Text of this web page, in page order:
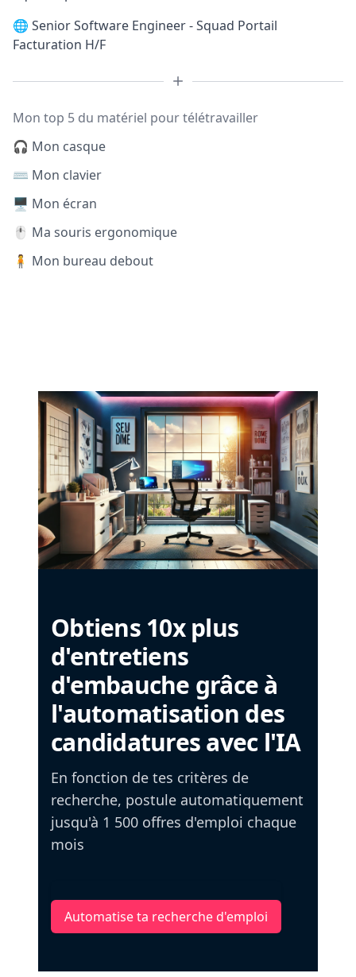
🌐 Senior Software Engineer - Squad Portail
Facturation H/F
Mon top 5 du matériel pour télétravailler
🎧 Mon casque
⌨️ Mon clavier
🖥️ Mon écran
🖱️ Ma souris ergonomique
🧍 Mon bureau debout
Obtiens 10x plus
d'entretiens
d'embauche grâce à
l'automatisation des
candidatures avec l'IA
En fonction de tes critères de
recherche, postule automatiquement
jusqu'à 1 500 offres d'emploi chaque
mois
Automatise ta recherche d'emploi